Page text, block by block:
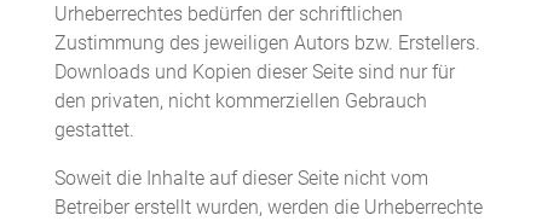
Urheberrechtes bedürfen der schriftlichen
Zustimmung des jeweiligen Autors bzw. Erstellers.
Downloads und Kopien dieser Seite sind nur für
den privaten, nicht kommerziellen Gebrauch
gestattet.
Soweit die Inhalte auf dieser Seite nicht vom
Betreiber erstellt wurden, werden die Urheberrechte